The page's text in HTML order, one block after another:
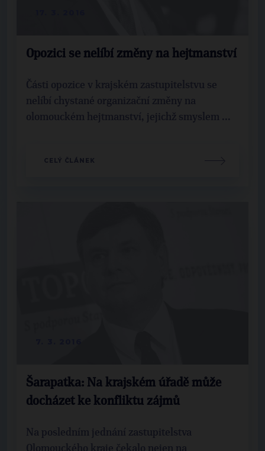
Opozici se nelíbí změny na hejtmanství
Části opozice v krajském zastupitelstvu se
nelíbí chystané organizační změny na
olomouckém hejtmanství, jejichž smyslem ...
CELÝ ČLÁNEK
Šarapatka: Na krajském úřadě může
docházet ke konfliktu zájmů
Na posledním jednání zastupitelstva
Olomouckého kraje čekalo nejen na